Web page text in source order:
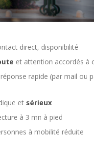
direct, disponibilité
et attention accordés à
rapide (par mail ou
et sérieux
à 3 mn à pied
à mobilité réduite